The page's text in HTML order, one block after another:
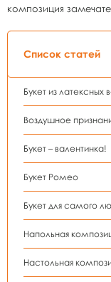
композиция
Список статей
Букет из
Воздушное
Букет – валентинка!
Букет Ромео
Букет для самого
Напольная
Настольная